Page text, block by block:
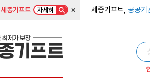
세종기프트 자세히 × 세종기프트, 공공기